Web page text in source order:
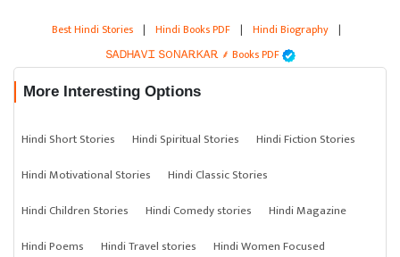
Best Hindi Stories | Hindi Books PDF | Hindi Biography |
ՏᎪᎠᎻᎪᏙᏆ ՏOΝᎪᎡᏦᎪᎡ ⸙ Books PDF
More Interesting Options
Hindi Short Stories Hindi Spiritual Stories
Hindi Fiction Stories
Hindi Motivational Stories
Hindi Classic Stories
Hindi Children Stories
Hindi Comedy stories
Hindi Magazine
Hindi Poems
Hindi Travel stories
Hindi Women Focused